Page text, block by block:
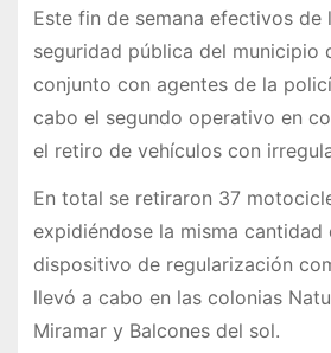
Este fin de semana efectivos de
seguridad pública del municipio
conjunto con agentes de la
cabo el segundo operativo en
el retiro de vehículos con
En total se retiraron 37
expidiéndose la misma cantidad
dispositivo de regularización
llevó a cabo en las colonias
Miramar y Balcones del sol.